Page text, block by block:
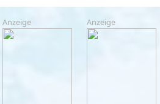
Anzeige Anzeige